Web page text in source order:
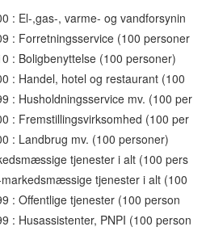
: El-,gas-, varme- og vandforsynin
: Forretningsservice (100 personer
: Boligbenyttelse (100 personer)
: Handel, hotel og restaurant (100
: Husholdningsservice mv. (100 per
: Fremstillingsvirksomhed (100 per
: Landbrug mv. (100 personer)
tjenester i alt (100 pers
tjenester i alt (100
: Offentlige tjenester (100 person
: Husassistenter, PNPI (100 person